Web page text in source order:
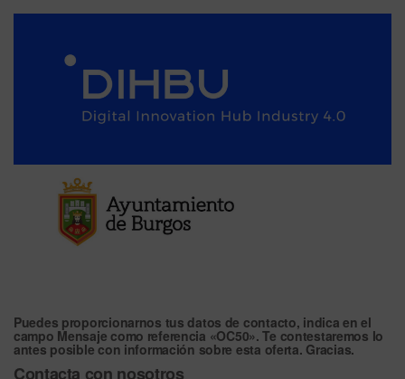
Puedes proporcionarnos tus datos de contacto, indica en el
campo Mensaje como referencia «OC50». Te contestaremos lo
antes posible con información sobre esta oferta. Gracias.
Contacta con nosotros